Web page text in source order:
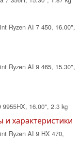
Ryzen AI 7 450, 16.00",
Ryzen AI 9 465, 15.30",
9955HX, 16.00", 2.3 kg
и характеристики
Ryzen AI 9 HX 470,